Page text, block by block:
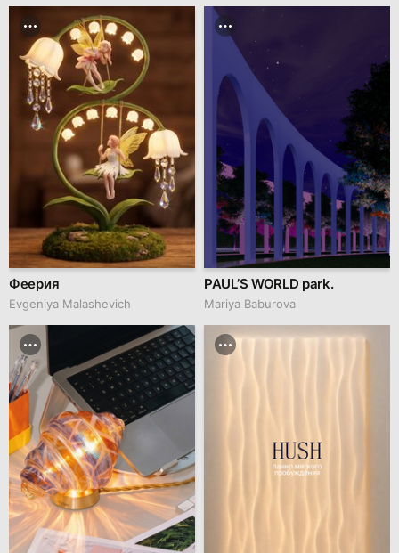
Феерия
Evgeniya Malashevich
PAUL’S WORLD park.
Mariya Baburova